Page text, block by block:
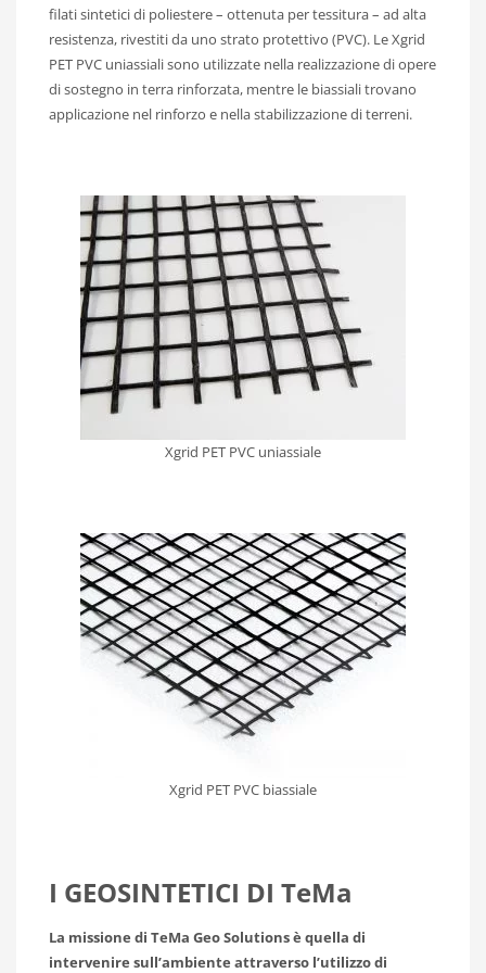
filati sintetici di poliestere – ottenuta per tessitura – ad alta
resistenza, rivestiti da uno strato protettivo (PVC). Le Xgrid
PET PVC uniassiali sono utilizzate nella realizzazione di opere
di sostegno in terra rinforzata, mentre le biassiali trovano
applicazione nel rinforzo e nella stabilizzazione di terreni.
Xgrid PET PVC uniassiale
Xgrid PET PVC biassiale
I GEOSINTETICI DI TeMa
La missione di TeMa Geo Solutions è quella di
intervenire sull’ambiente attraverso l’utilizzo di